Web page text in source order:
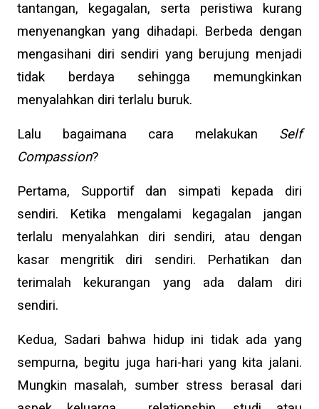
tantangan, kegagalan, serta peristiwa kurang
menyenangkan yang dihadapi. Berbeda dengan
mengasihani diri sendiri yang berujung menjadi
tidak berdaya sehingga memungkinkan
menyalahkan diri terlalu buruk.
Lalu bagaimana cara melakukan Self
Compassion?
Pertama, Supportif dan simpati kepada diri
sendiri. Ketika mengalami kegagalan jangan
terlalu menyalahkan diri sendiri, atau dengan
kasar mengritik diri sendiri. Perhatikan dan
terimalah kekurangan yang ada dalam diri
sendiri.
Kedua, Sadari bahwa hidup ini tidak ada yang
sempurna, begitu juga hari-hari yang kita jalani.
Mungkin masalah, sumber stress berasal dari